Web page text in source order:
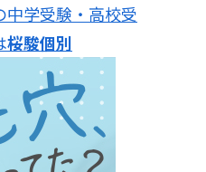
中学受験・高校受
桜駿個別